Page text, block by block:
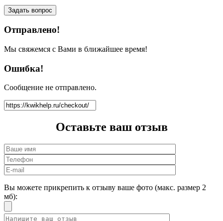
Отправлено!
Мы свяжемся с Вами в ближайшее время!
Ошибка!
Сообщение не отправлено.
Оставьте ваш отзыв
Вы можете прикрепить к отзыву ваше фото (макс. размер 2
мб):